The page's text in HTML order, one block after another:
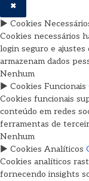
✖
► Cookies
Cookies necessários
login seguro e
armazenam dados
Nenhum
► Cookies Funcionais
Cookies funcionais
conteúdo em redes
ferramentas de
Nenhum
► Cookies Analíticos
Cookies analíticos
fornecendo insights